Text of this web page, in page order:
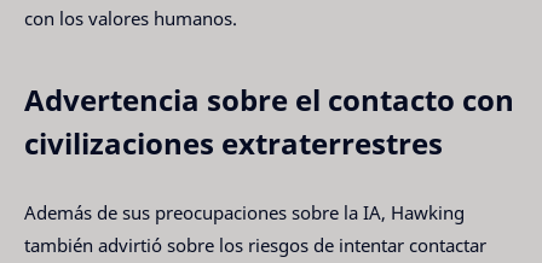
con los valores humanos.
Advertencia sobre el contacto con
civilizaciones extraterrestres
Además de sus preocupaciones sobre la IA, Hawking
también advirtió sobre los riesgos de intentar contactar